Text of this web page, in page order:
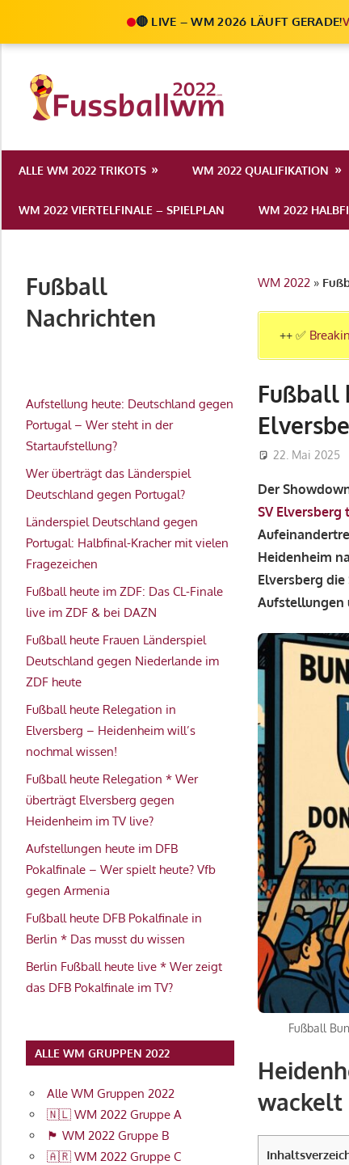
🔴 LIVE – WM 2026 LÄUFT GERADE!
springen
zur
in
ALLE WM 2022 TRIKOTS WM 2022 QUALIFIKATION
WM 2022 VIERTELFINALE – SPIELPLAN WM 2022
WM 2022 »
++ ✅
Fußball
22. Mai 2025
Der
SV Elversberg
Heidenheim
Elversberg
Aufstellungen
Fußball
wackelt
Fußball
Nachrichten
Aufstellung heute: Deutschland gegen
Portugal – Wer steht in der
Startaufstellung?
Wer überträgt das Länderspiel
Deutschland gegen Portugal?
Länderspiel Deutschland gegen
Portugal: Halbfinal-Kracher mit vielen
Fragezeichen
Fußball heute im ZDF: Das CL-Finale
live im ZDF & bei DAZN
Fußball heute Frauen Länderspiel
Deutschland gegen Niederlande im
ZDF heute
Fußball heute Relegation in
Elversberg – Heidenheim will’s
nochmal wissen!
Fußball heute Relegation * Wer
überträgt Elversberg gegen
Heidenheim im TV live?
Aufstellungen heute im DFB
Pokalfinale – Wer spielt heute? Vfb
gegen Armenia
Fußball heute DFB Pokalfinale in
Berlin * Das musst du wissen
Berlin Fußball heute live * Wer zeigt
das DFB Pokalfinale im TV?
ALLE WM GRUPPEN 2022
Alle WM Gruppen 2022
🇳🇱 WM 2022 Gruppe A
🏴󠁧󠁢󠁥󠁮󠁧󠁿 WM 2022 Gruppe B
🇦🇷 WM 2022 Gruppe C